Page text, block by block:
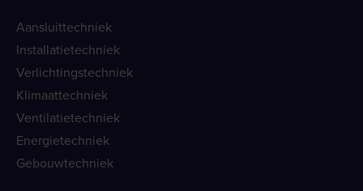
Aansluittechniek
Installatietechniek
Verlichtingstechniek
Klimaattechniek
Ventilatietechniek
Energietechniek
Gebouwtechniek